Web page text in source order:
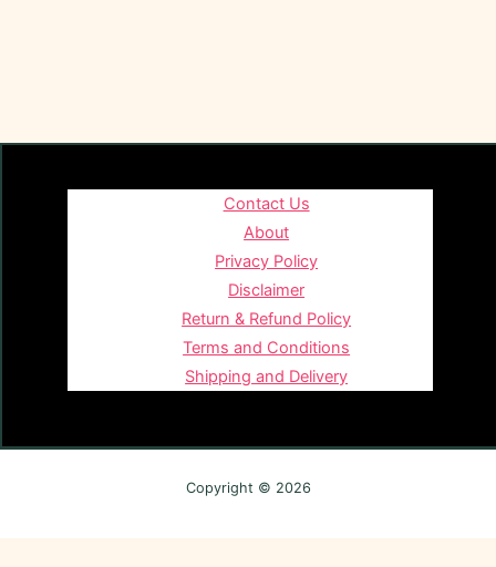
Contact Us
About
Privacy Policy
Disclaimer
Return & Refund Policy
Terms and Conditions
Shipping and Delivery
Copyright © 2026